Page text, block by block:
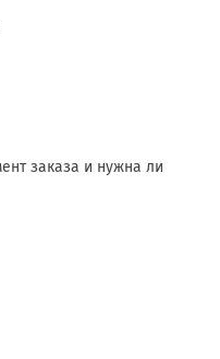
заказа и нужна ли